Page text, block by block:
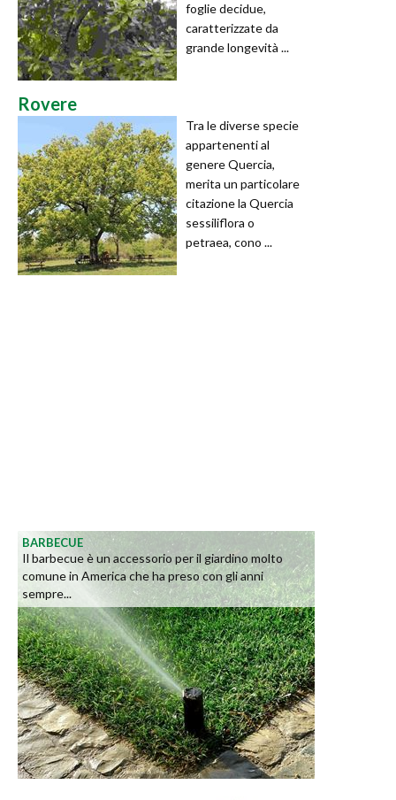
foglie decidue,
caratterizzate da
grande longevità ...
Rovere
Tra le diverse specie
appartenenti al
genere Quercia,
merita un particolare
citazione la Quercia
sessiliflora o
petraea, cono ...
BARBECUE
Il barbecue è un accessorio per il giardino molto
comune in America che ha preso con gli anni
sempre...